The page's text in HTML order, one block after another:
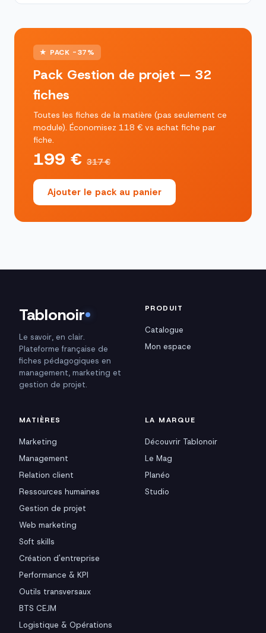
★ PACK -37%
Pack Gestion de projet — 32
fiches
Toutes les fiches de la matière (pas seulement ce
module). Économisez 118 € vs achat fiche par
fiche.
199 € 317 €
Ajouter le pack au panier
Tablonoir
Le savoir, en clair.
Plateforme française de
fiches pédagogiques en
management, marketing et
gestion de projet.
PRODUIT
Catalogue
Mon espace
MATIÈRES
Marketing
Management
Relation client
Ressources humaines
Gestion de projet
Web marketing
Soft skills
Création d'entreprise
Performance & KPI
Outils transversaux
BTS CEJM
Logistique & Opérations
LA MARQUE
Découvrir Tablonoir
Le Mag
Planéo
Studio